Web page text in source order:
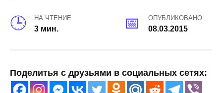
НА ЧТЕНИЕ
3 мин.
ОПУБЛИКОВАНО
08.03.2015
Поделитья с друзьями в социальных сетях: